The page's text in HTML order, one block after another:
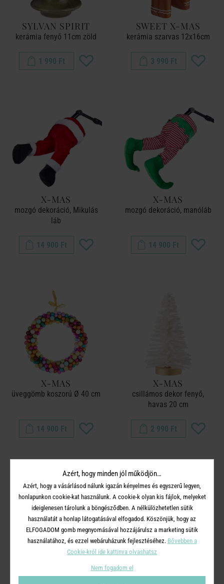
SYLVAN SPIRIT
kerámia fenyő 11cm zöld
1 990 Ft
SWEET X-MAS
kerámia szarvas 12x16cm
3 990 Ft
X-MAS
mozgó dekoráció, Mikulás
láb
14 900 Ft
X-MAS
mozgó dekoráció, manóláb
14 900 Ft
X-MAS
üveggömb koszorú Ø 40 cm
14 900 Ft
X-MAS
csillámos dekor fenyő,
havas 20 cm
2 990 Ft
üveggömb koszorú, színes
üvegzáró dugó, arany
Azért, hogy minden jól működjön…
Azért, hogy a vásárlásod nálunk igazán kényelmes és egyszerű legyen,
honlapunkon cookie-kat használunk. A cookie-k olyan kis fájlok, melyeket
ideiglenesen tárolunk a böngésződben. A nélkülözhetetlen sütik
használatát a honlap látogatásával elfogadod. Köszönjük, hogy az
ELFOGADOM gomb megnyomásával hozzájárulsz a marketing sütik
használatához, és ezzel webáruházunk fejlesztéséhez. Bővebben a
Cookie-król ide kattinva olvashatsz
Nem fogadom el